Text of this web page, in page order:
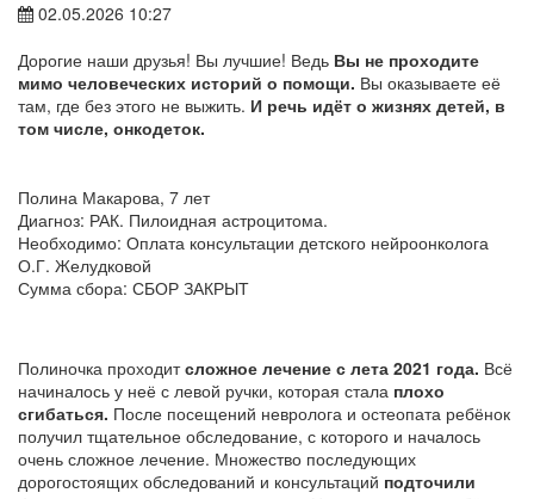
02.05.2026 10:27
Дорогие наши друзья! Вы лучшие! Ведь Вы не проходите
мимо человеческих историй о помощи. Вы оказываете её
там, где без этого не выжить. И речь идёт о жизнях детей, в
том числе, онкодеток.
Полина Макарова, 7 лет
Диагноз: РАК. Пилоидная астроцитома.
Необходимо: Оплата консультации детского нейроонколога
О.Г. Желудковой
Сумма сбора: СБОР ЗАКРЫТ
Полиночка проходитсложное лечение с лета 2021 года. Всё
начиналось у неё с левой ручки, которая стала плохо
сгибаться. После посещений невролога и остеопата ребёнок
получил тщательное обследование, с которого и началось
очень сложное лечение. Множество последующих
дорогостоящих обследований и консультаций подточили